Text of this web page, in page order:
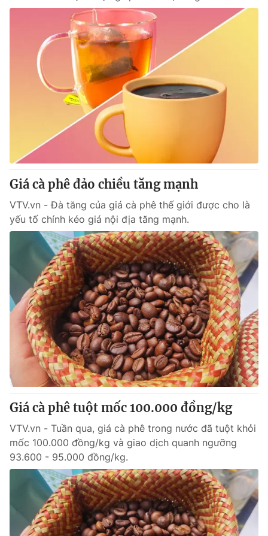
Giá cà phê đảo chiều tăng mạnh
VTV.vn - Đà tăng của giá cà phê thế giới được cho là
yếu tố chính kéo giá nội địa tăng mạnh.
Giá cà phê tuột mốc 100.000 đồng/kg
VTV.vn - Tuần qua, giá cà phê trong nước đã tuột khỏi
mốc 100.000 đồng/kg và giao dịch quanh ngưỡng
93.600 - 95.000 đồng/kg.